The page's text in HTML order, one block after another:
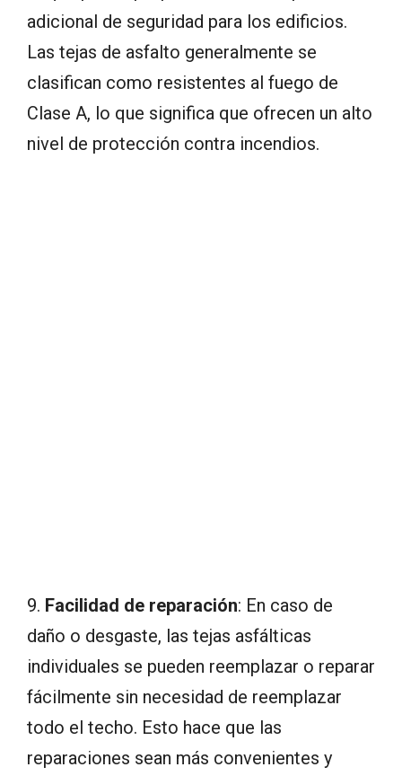
adicional de seguridad para los edificios.
Las tejas de asfalto generalmente se
clasifican como resistentes al fuego de
Clase A, lo que significa que ofrecen un alto
nivel de protección contra incendios.
9. Facilidad de reparación: En caso de
daño o desgaste, las tejas asfálticas
individuales se pueden reemplazar o reparar
fácilmente sin necesidad de reemplazar
todo el techo. Esto hace que las
reparaciones sean más convenientes y